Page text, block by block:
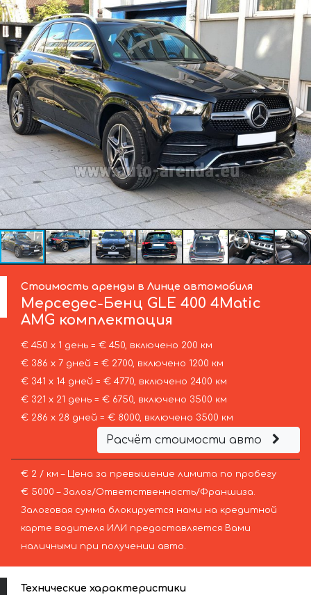
Стоимость аренды в Линце автомобиля
Мерседес-Бенц GLE 400 4Matic
AMG комплектация
€ 450 х 1 день = € 450, включено 200 км
€ 386 х 7 дней = € 2700, включено 1200 км
€ 341 х 14 дней = € 4770, включено 2400 км
€ 321 х 21 день = € 6750, включено 3500 км
€ 286 х 28 дней = € 8000, включено 3500 км
Расчёт стоимости авто
€ 2 / км – Цена за превышение лимита по пробегу
€ 5000 – Залог/Ответственность/Франшиза.
Залоговая сумма блокируется нами на кредитной
карте водителя ИЛИ предоставляется Вами
наличными при получении авто.
Технические характеристики